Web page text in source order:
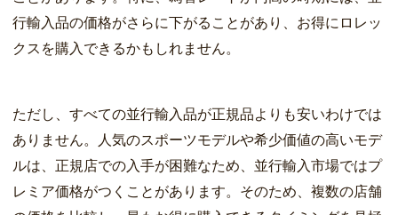
行輸入品の価格がさらに下がることがあり、お得にロレッ
クスを購入できるかもしれません。
ただし、すべての並行輸入品が正規品よりも安いわけでは
ありません。人気のスポーツモデルや希少価値の高いモデ
ルは、正規店での入手が困難なため、並行輸入市場ではプ
レミア価格がつくことがあります。そのため、複数の店舗